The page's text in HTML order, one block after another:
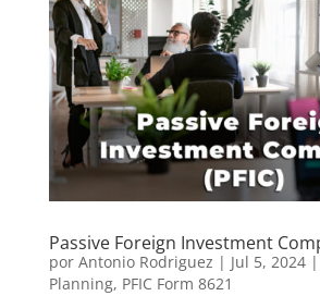
Passive Foreign Investment
por Antonio Rodriguez | Jul 5, 2024|
Planning, PFIC Form 8621